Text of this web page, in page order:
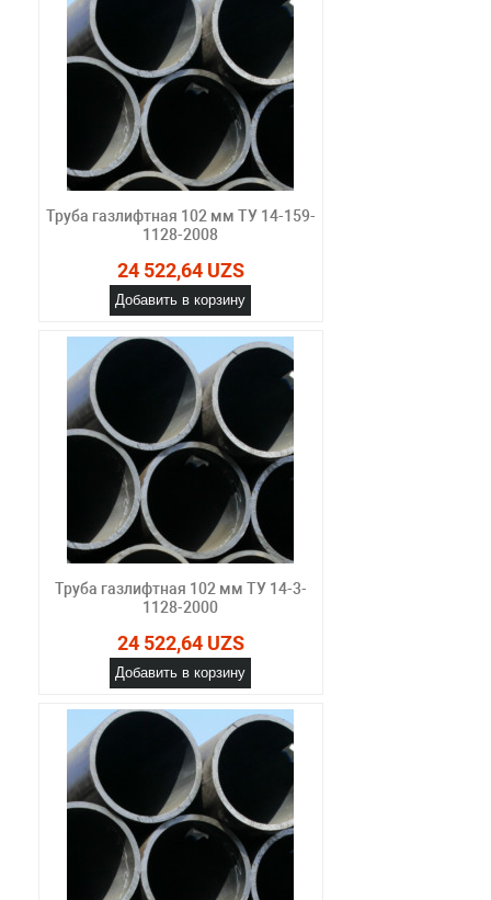
Труба газлифтная 102 мм ТУ 14-159-
1128-2008
24 522,64 UZS
Добавить в корзину
Труба газлифтная 102 мм ТУ 14-3-
1128-2000
24 522,64 UZS
Добавить в корзину